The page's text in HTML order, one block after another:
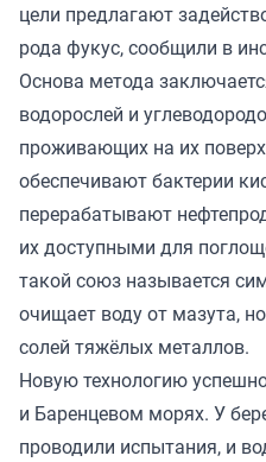
цели предлагают
рода фукус,сообщили в
Основа метода
водорослей и
проживающих на их
обеспечивают бактерии
перерабатывают
их доступными для
такой союз называется
очищает воду от мазута,
солей тяжёлых металлов.
Новую технологию
и Баренцевом морях. У
проводили испытания, и